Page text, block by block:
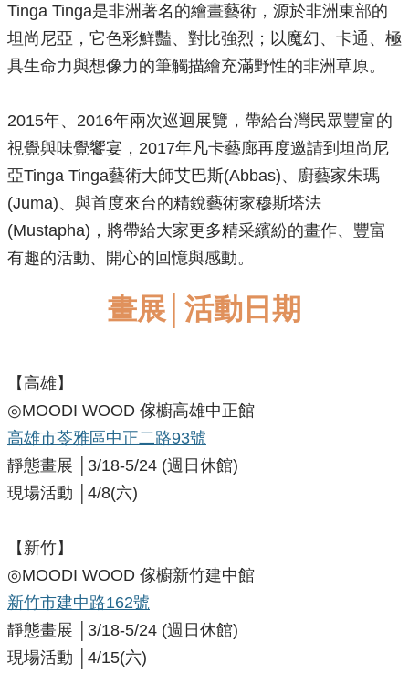
Tinga Tinga是非洲著名的繪畫藝術，源於非洲東部的
坦尚尼亞，它色彩鮮豔、對比強烈；以魔幻、卡通、極
具生命力與想像力的筆觸描繪充滿野性的非洲草原。
​2015年、2016年兩次巡迴展覽，帶給台灣民眾豐富的
視覺與味覺饗宴，2017年凡卡藝廊再度邀請到坦尚尼
亞Tinga Tinga藝術大師艾巴斯(Abbas)、廚藝家朱瑪
(Juma)、與首度來台的精銳藝術家穆斯塔法
(Mustapha)，將帶給大家更多精采繽紛的畫作、豐富
有趣的活動、開心的回憶與感動。
畫展│活動日期
【高雄】
◎MOODI WOOD 傢櫥高雄中正館
高雄市苓雅區中正二路93號
靜態畫展 │3/18-5/24 (週日休館)
現場活動 │4/8(六)
【新竹】
​​◎MOODI WOOD 傢櫥新竹建中館
新竹市建中路162號
靜態畫展 │3/18-5/24 (週日休館)
現場活動 │4/15(六)